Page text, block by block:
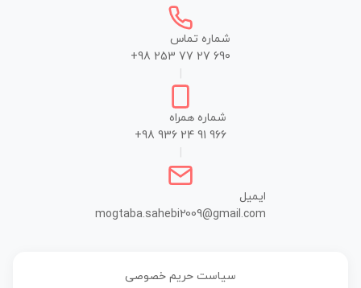
شماره تماس
+98 253 77 27 690
شماره همراه
+98 936 24 91 966
ایمیل
mogtaba.sahebi2009@gmail.com
سیاست حریم خصوصی